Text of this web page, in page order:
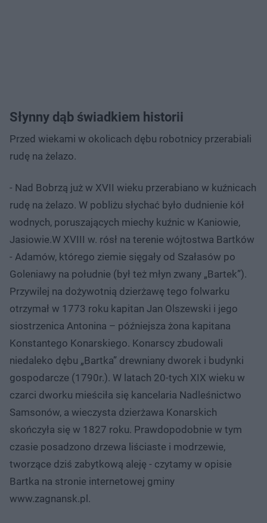
Słynny dąb świadkiem historii
Przed wiekami w okolicach dębu robotnicy przerabiali
rudę na żelazo.
- Nad Bobrzą już w XVII wieku przerabiano w kuźnicach
rudę na żelazo. W pobliżu słychać było dudnienie kół
wodnych, poruszających miechy kuźnic w Kaniowie,
Jasiowie.W XVIII w. rósł na terenie wójtostwa Bartków
- Adamów, którego ziemie sięgały od Szałasów po
Goleniawy na południe (był też młyn zwany „Bartek”).
Przywilej na dożywotnią dzierżawę tego folwarku
otrzymał w 1773 roku kapitan Jan Olszewski i jego
siostrzenica Antonina – późniejsza żona kapitana
Konstantego Konarskiego. Konarscy zbudowali
niedaleko dębu „Bartka” drewniany dworek i budynki
gospodarcze (1790r.). W latach 20-tych XIX wieku w
czarci dworku mieściła się kancelaria Nadleśnictwo
Samsonów, a wieczysta dzierżawa Konarskich
skończyła się w 1827 roku. Prawdopodobnie w tym
czasie posadzono drzewa liściaste i modrzewie,
tworzące dziś zabytkową aleję - czytamy w opisie
Bartka na stronie internetowej gminy
www.zagnansk.pl.